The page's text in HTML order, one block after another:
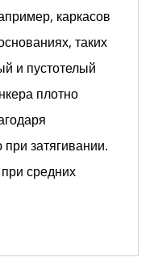
каркасов
таких
и пустотелый
плотно
затягивании.
средних